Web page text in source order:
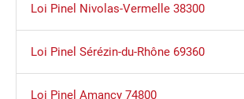
Loi Pinel Nivolas-Vermelle 38300
Loi Pinel Sérézin-du-Rhône 69360
Loi Pinel Amancy 74800